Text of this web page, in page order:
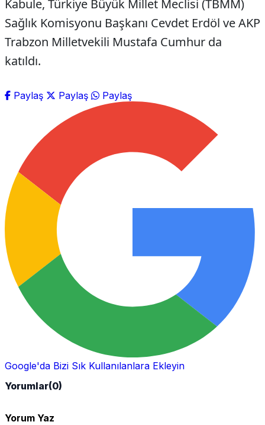
Kabule, Türkiye Büyük Millet Meclisi (TBMM)
Sağlık Komisyonu Başkanı Cevdet Erdöl ve AKP
Trabzon Milletvekili Mustafa Cumhur da
katıldı.
Paylaş Paylaş Paylaş
Google'da Bizi Sık Kullanılanlara Ekleyin
Yorumlar(0)
Yorum Yaz